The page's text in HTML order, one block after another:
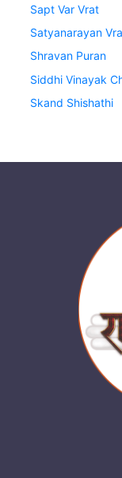
Sapt Var Vrat
Satyanarayan
Shravan Puran
Siddhi Vinayak
Skand Shishathi